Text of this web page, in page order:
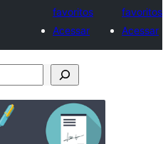
favoritos
Acessar
favoritos
Acessar